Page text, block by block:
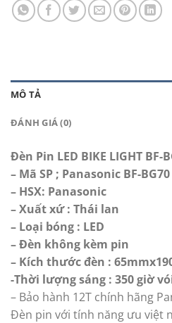
MÔ TẢ
ĐÁNH GIÁ (0)
Đèn Pin LED BIKE LIGHT BF-
– Mã SP ; Panasonic BF-BG70
– HSX: Panasonic
– Xuất xứ : Thái lan
– Loại bóng : LED
– Đèn không kèm pin
– Kích thước đèn :
-Thời lượng sáng : 350 giờ
– Bảo hành 12T chính hãng
Đèn pin với tính năng ưu việt